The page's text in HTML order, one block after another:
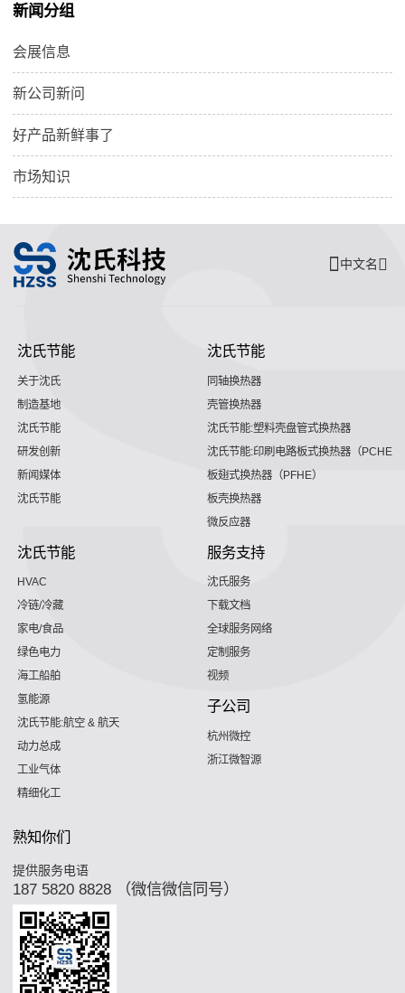
新闻分组
会展信息
新公司新问
好产品新鲜事了
市场知识
中文名
沈氏节能
关于沈氏
制造基地
沈氏节能
研发创新
新闻媒体
沈氏节能
沈氏节能
同轴换热器
壳管换热器
沈氏节能:塑料壳盘管式换热器
沈氏节能:印刷电路板式换热器（PCHE）
板翅式换热器（PFHE）
板壳换热器
微反应器
沈氏节能
HVAC
冷链/冷藏
家电/食品
绿色电力
海工船舶
氢能源
沈氏节能:航空 & 航天
动力总成
工业气体
精细化工
服务支持
沈氏服务
下载文档
全球服务网络
定制服务
视频
子公司
杭州微控
浙江微智源
熟知你们
提供服务电语
187 5820 8828 （微信微信同号）